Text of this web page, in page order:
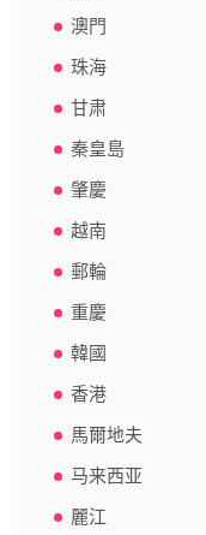
澳門
珠海
甘肃
秦皇島
肇慶
越南
郵輪
重慶
韓國
香港
馬爾地夫
马来西亚
麗江